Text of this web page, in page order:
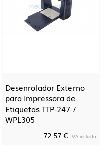
Desenrolador Externo
para Impressora de
Etiquetas TTP-247 /
WPL305
72.57 € IVA incluído